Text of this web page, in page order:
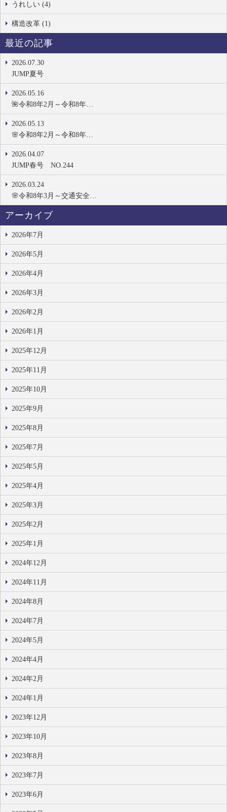
うれしい (4)
構造改革 (1)
最近の記事
2026.07.30
JUMP夏号
2026.05.16
🌺令和8年2月～令和8年…
2026.05.13
🌸令和8年2月～令和8年…
2026.04.07
JUMP春号 NO.244
2026.03.24
🌸令和8年3月～交通安全…
アーカイブ
2026年7月
2026年5月
2026年4月
2026年3月
2026年2月
2026年1月
2025年12月
2025年11月
2025年10月
2025年9月
2025年8月
2025年7月
2025年5月
2025年4月
2025年3月
2025年2月
2025年1月
2024年12月
2024年11月
2024年8月
2024年7月
2024年5月
2024年4月
2024年2月
2024年1月
2023年12月
2023年10月
2023年8月
2023年7月
2023年6月